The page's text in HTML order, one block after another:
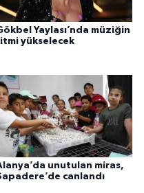
Yaylası’nda müziğin
yükselecek
unutulan miras,
canlandı